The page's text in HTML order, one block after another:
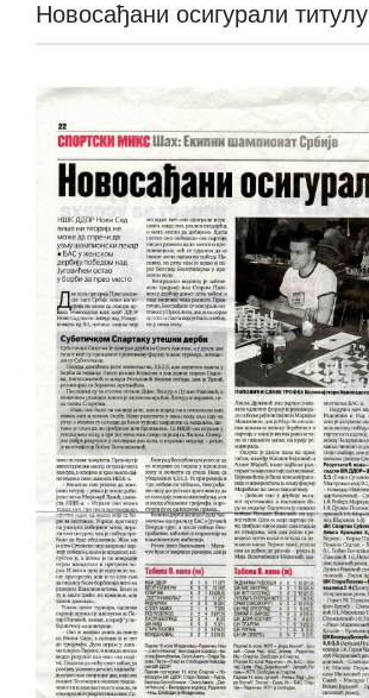
Новосађани осигурали титулу